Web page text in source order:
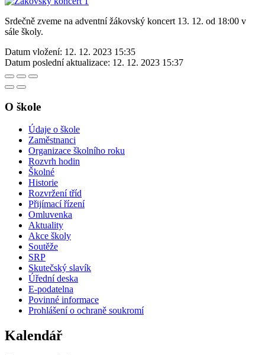
Srdečně zveme na adventní žákovský koncert 13. 12. od 18:00 v
sále školy.
Datum vložení: 12. 12. 2023 15:35
Datum poslední aktualizace: 12. 12. 2023 15:37
O škole
Údaje o škole
Zaměstnanci
Organizace školního roku
Rozvrh hodin
Školné
Historie
Rozvržení tříd
Přijímací řízení
Omluvenka
Aktuality
Akce školy
Soutěže
SRP
Skutečský slavík
Úřední deska
E-podatelna
Povinné informace
Prohlášení o ochraně soukromí
Kalendář